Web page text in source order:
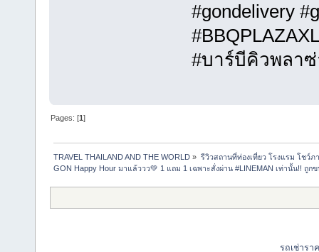
#gondelivery
#บาร์บีคิวพลา
Pages: [1]
TRAVEL THAILAND AND THE WORLD » รีวิวสถานที่ท่องเที่ยว โรงแรม โชว์ภ
GON Happy Hour มาแล้ววว💚 1 แถม 1 เฉพาะสั่งผ่าน #LINEMAN เท่านั้น!! ถูก
รถเช่าร